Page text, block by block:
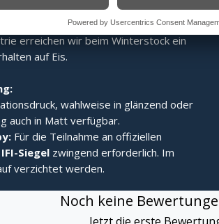
Fang- und Stehvermögen.
Durch eine speziell ans Limit
erreichen wir beim Winterstock ein
auf Eis.
wahlweise in glänzend oder
auch in Matt verfügbar.
Für die Teilnahme an offiziellen
IFI-Siegel zwingend erforderlich. Im
verzichtet werden.
Noch keine